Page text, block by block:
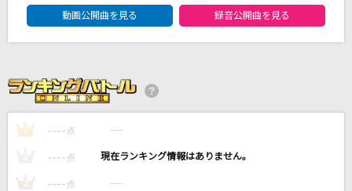
中山美穂&WANDS
7days
カナデトモスソラ
ササノマリイ
[プロオケ]I LOVE YOU
尾崎豊
動画公開曲を見る 録音公開曲を見る
1 ---- 点 ----
---- 点 ----
3 ---- 点 ----